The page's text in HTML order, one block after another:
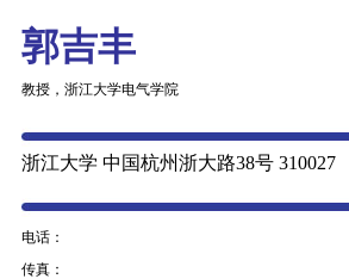
郭吉丰
教授，浙江大学电气学院
浙江大学 中国杭州浙大路38号 310027
电话：
传真：